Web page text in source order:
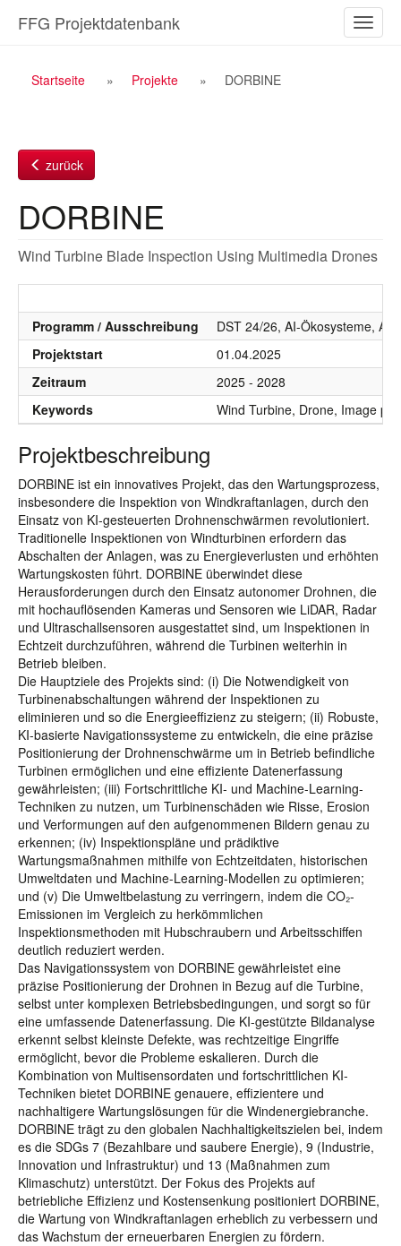
Inhalt
ein-/
FFG Projektdatenbank
Breadcrumb
Startseite Projekte DORBINE
zurück
DORBINE
Wind Turbine Blade Inspection Using Multimedia Drones
Programm / Ausschreibung
DST 24/26, AI-Ökosysteme, AI
Projektstart
01.04.2025
Zeitraum
2025 - 2028
Keywords
Wind Turbine, Drone, Image
Projektbeschreibung
DORBINE ist ein innovatives Projekt, das den Wartungsprozess,
insbesondere die Inspektion von Windkraftanlagen, durch den
Einsatz von KI-gesteuerten Drohnenschwärmen revolutioniert.
Traditionelle Inspektionen von Windturbinen erfordern das
Abschalten der Anlagen, was zu Energieverlusten und erhöhten
Wartungskosten führt. DORBINE überwindet diese
Herausforderungen durch den Einsatz autonomer Drohnen, die
mit hochauflösenden Kameras und Sensoren wie LiDAR, Radar
und Ultraschallsensoren ausgestattet sind, um Inspektionen in
Echtzeit durchzuführen, während die Turbinen weiterhin in
Betrieb bleiben.
Die Hauptziele des Projekts sind: (i) Die Notwendigkeit von
Turbinenabschaltungen während der Inspektionen zu
eliminieren und so die Energieeffizienz zu steigern; (ii) Robuste,
KI-basierte Navigationssysteme zu entwickeln, die eine präzise
Positionierung der Drohnenschwärme um in Betrieb befindliche
Turbinen ermöglichen und eine effiziente Datenerfassung
gewährleisten; (iii) Fortschrittliche KI- und Machine-Learning-
Techniken zu nutzen, um Turbinenschäden wie Risse, Erosion
und Verformungen auf den aufgenommenen Bildern genau zu
erkennen; (iv) Inspektionspläne und prädiktive
Wartungsmaßnahmen mithilfe von Echtzeitdaten, historischen
Umweltdaten und Machine-Learning-Modellen zu optimieren;
und (v) Die Umweltbelastung zu verringern, indem die CO₂-
Emissionen im Vergleich zu herkömmlichen
Inspektionsmethoden mit Hubschraubern und Arbeitsschiffen
deutlich reduziert werden.
Das Navigationssystem von DORBINE gewährleistet eine
präzise Positionierung der Drohnen in Bezug auf die Turbine,
selbst unter komplexen Betriebsbedingungen, und sorgt so für
eine umfassende Datenerfassung. Die KI-gestützte Bildanalyse
erkennt selbst kleinste Defekte, was rechtzeitige Eingriffe
ermöglicht, bevor die Probleme eskalieren. Durch die
Kombination von Multisensordaten und fortschrittlichen KI-
Techniken bietet DORBINE genauere, effizientere und
nachhaltigere Wartungslösungen für die Windenergiebranche.
DORBINE trägt zu den globalen Nachhaltigkeitszielen bei, indem
es die SDGs 7 (Bezahlbare und saubere Energie), 9 (Industrie,
Innovation und Infrastruktur) und 13 (Maßnahmen zum
Klimaschutz) unterstützt. Der Fokus des Projekts auf
betriebliche Effizienz und Kostensenkung positioniert DORBINE,
die Wartung von Windkraftanlagen erheblich zu verbessern und
das Wachstum der erneuerbaren Energien zu fördern.